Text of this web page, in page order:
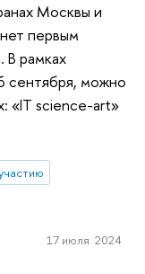
Москвы и
первым
рамках
сентября, можно
«IT science-art»
17 июля 2024